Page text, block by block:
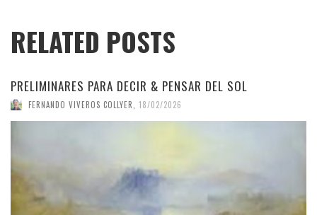
RELATED POSTS
PRELIMINARES PARA DECIR & PENSAR DEL SOL
FERNANDO VIVEROS COLLYER 18/02/2026